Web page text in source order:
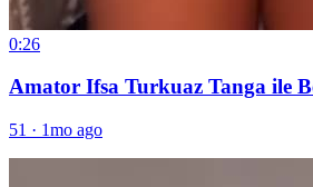
0:26
Amator Ifsa Turkuaz Tanga ile
51 · 1mo ago